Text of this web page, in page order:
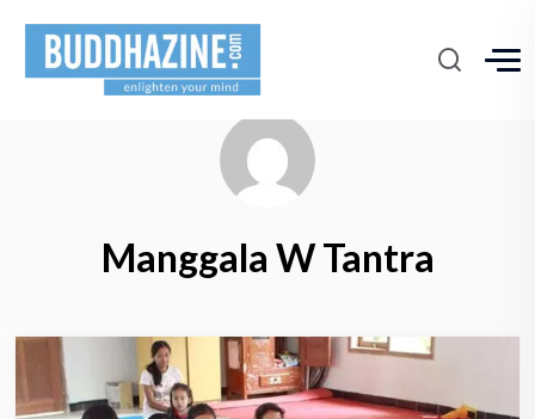
Manggala W Tantra